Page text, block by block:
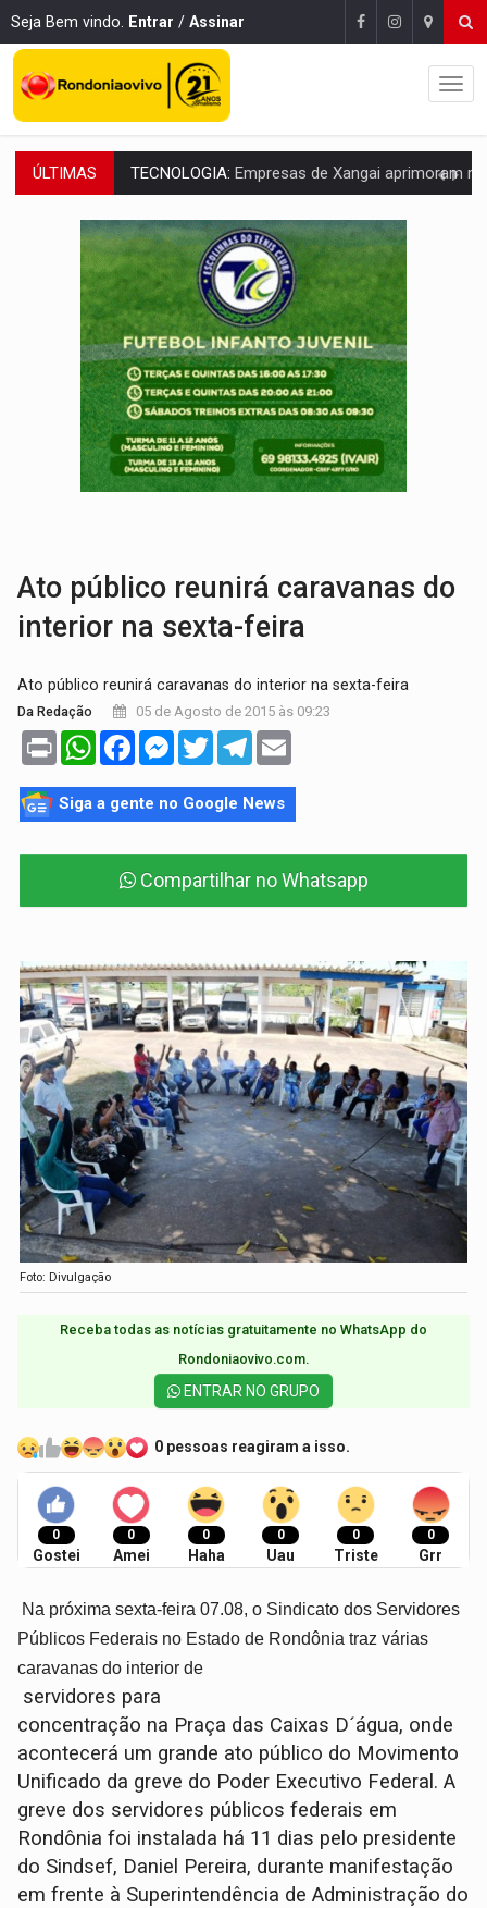
Seja Bem vindo. Entrar / Assinar
ÚLTIMAS PROTEGE A TERRA:China descobre como explodir asteroide com bomba
VÍDEO:Motociclista morre após bater na traseira de
PARECE UM NUGGET:Essa receita com frango virou o meu
EMPREENDEDORISMO:7 negócios que podem começar com pouco dinheiro e
GIGANTE DA AMÉRICA:Brasil reúne dimensão continental e posição
INDEPENDÊNCIA:10 dicas importantes para quem quer
VARCENA:Cientistas descobrem nova espécie de rã em florestas
BARGANHA:Vai comprar celular usado? Veja como consultar o
Ato público reunirá caravanas do
interior na sexta-feira
Ato público reunirá caravanas do interior na sexta-feira
Da Redação 05 de Agosto de 2015 às 09:23
Print WhatsAppFacebookMessenger
TwitterTelegram
Siga a gente no Google News
Compartilhar no Whatsapp
Foto: Divulgação
Receba todas as notícias gratuitamente no WhatsApp do
Rondoniaovivo.com.​
ENTRAR NO GRUPO
0 pessoas reagiram a isso.
0
Gostei
0
Amei
0
Haha
0
Uau
0
Triste
0
Grr
Na próxima sexta-feira 07.08, o Sindicato dos Servidores
Públicos Federais no Estado de Rondônia traz várias
caravanas do interior de
servidores para
concentração na Praça das Caixas D´água, onde
acontecerá um grande ato público do Movimento
Unificado da greve do Poder Executivo Federal. A
greve dos servidores públicos federais em
Rondônia foi instalada há 11 dias pelo presidente
do Sindsef, Daniel Pereira, durante manifestação
em frente à Superintendência de Administração do